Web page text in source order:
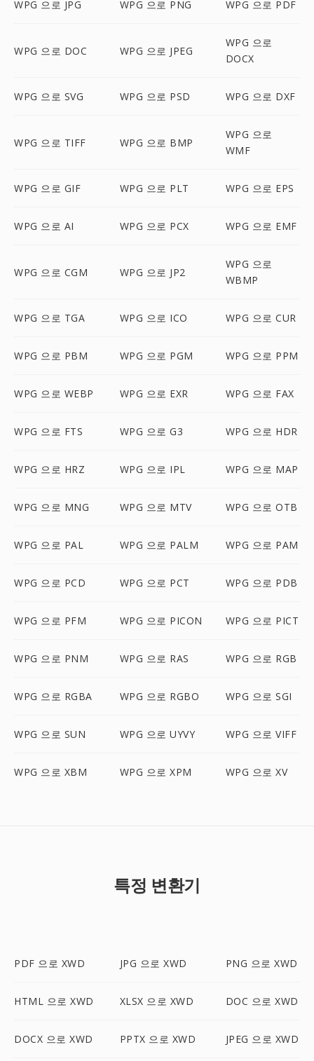
WPG 으로 JPG WPG 으로 PNG WPG 으로 PDF
WPG 으로 DOC WPG 으로 JPEG
WPG 으로
DOCX
WPG 으로 SVG WPG 으로 PSD WPG 으로 DXF
WPG 으로 TIFF WPG 으로 BMP
WPG 으로
WMF
WPG 으로 GIF WPG 으로 PLT WPG 으로 EPS
WPG 으로 AI WPG 으로 PCX WPG 으로 EMF
WPG 으로 CGM WPG 으로 JP2
WPG 으로
WBMP
WPG 으로 TGA WPG 으로 ICO WPG 으로 CUR
WPG 으로 PBM WPG 으로 PGM WPG 으로 PPM
WPG 으로 WEBP WPG 으로 EXR WPG 으로 FAX
WPG 으로 FTS WPG 으로 G3 WPG 으로 HDR
WPG 으로 HRZ WPG 으로 IPL WPG 으로 MAP
WPG 으로 MNG WPG 으로 MTV WPG 으로 OTB
WPG 으로 PAL WPG 으로 PALM WPG 으로 PAM
WPG 으로 PCD WPG 으로 PCT WPG 으로 PDB
WPG 으로 PFM WPG 으로 PICON WPG 으로 PICT
WPG 으로 PNM WPG 으로 RAS WPG 으로 RGB
WPG 으로 RGBA WPG 으로 RGBO WPG 으로 SGI
WPG 으로 SUN WPG 으로 UYVY WPG 으로 VIFF
WPG 으로 XBM WPG 으로 XPM WPG 으로 XV
특정 변환기
PDF 으로 XWD JPG 으로 XWD PNG 으로 XWD
HTML 으로 XWD XLSX 으로 XWD DOC 으로 XWD
DOCX 으로 XWD PPTX 으로 XWD JPEG 으로 XWD